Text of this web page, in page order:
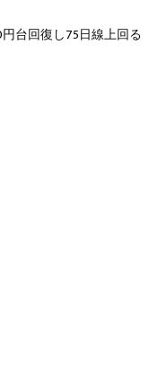
台回復し75日線上回る